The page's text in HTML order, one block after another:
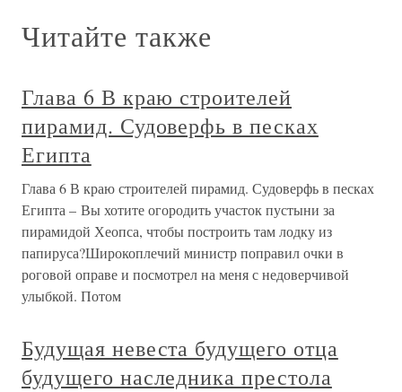
Читайте также
Глава 6 В краю строителей
пирамид. Судоверфь в песках
Египта
Глава 6 В краю строителей пирамид. Судоверфь в песках
Египта – Вы хотите огородить участок пустыни за
пирамидой Хеопса, чтобы построить там лодку из
папируса?Широкоплечий министр поправил очки в
роговой оправе и посмотрел на меня с недоверчивой
улыбкой. Потом
Будущая невеста будущего отца
будущего наследника престола